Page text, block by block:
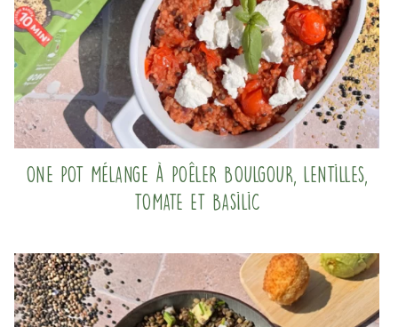
One pot mélange à poêler boulgour, lentilles,
tomate et basilic